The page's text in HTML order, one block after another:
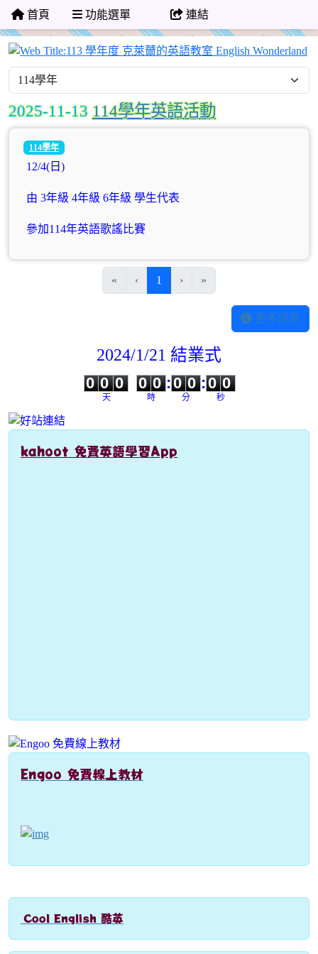
首頁 功能選單 連結
2025-11-13 114學年英語活動
114學年
12/4(日)
由 3年級 4年級 6年級 學生代表
參加114年英語歌謠比賽
« ‹ 1 (目前頁次)
› »
更多消息
2024/1/21 結業式
0
0
0
0
0
天
0
0
0
0
時
:
0
0
0
0
分
:
0
0 0
秒
kahoot 免費英語學習App
Engoo 免費線上教材
Cool English 酷英